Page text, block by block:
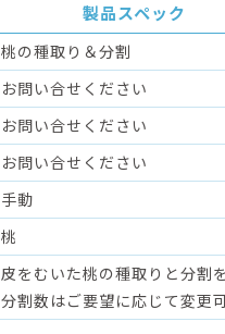
製品スペック
桃の種取り＆分割
お問い合せください
お問い合せください
お問い合せください
手動
桃
皮をむいた桃の種取りと分割
分割数はご要望に応じて変更